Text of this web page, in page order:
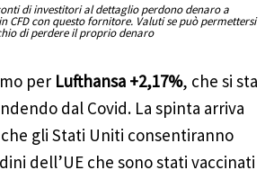
di investitori al dettaglio perdono denaro a
CFD con questo fornitore. Valuti se può permettersi
di perdere il proprio denaro
per Lufthansa +2,17%, che si sta
dal Covid. La spinta arriva
gli Stati Uniti consentiranno
dell’UE che sono stati vaccinati